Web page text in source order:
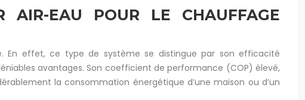
AIR-EAU POUR LE CHAUFFAGE
En effet, ce type de système se distingue par son efficacité
avantages. Son coefficient de performance (COP) élevé,
la consommation énergétique d’une maison ou d’un